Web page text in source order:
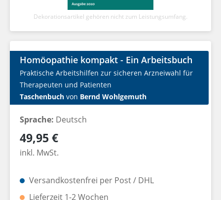
Dekorationsartikel gehören nicht zum Leistungsumfang.
Homöopathie kompakt - Ein Arbeitsbuch
Praktische Arbeitshilfen zur sicheren Arzneiwahl für
Therapeuten und Patienten
Taschenbuch von Bernd Wohlgemuth
Sprache: Deutsch
Regulärer Preis:
49,95 €
inkl. MwSt.
Versandkostenfrei per Post / DHL
Lieferzeit 1-2 Wochen